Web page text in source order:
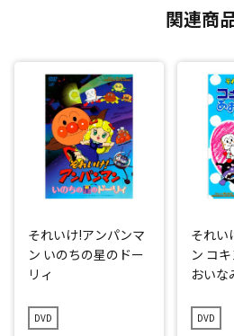
関連商
それいけ!アンパンマ
ン いのちの星のドー
リィ
DVD
それい
ン コ
おいな
DVD